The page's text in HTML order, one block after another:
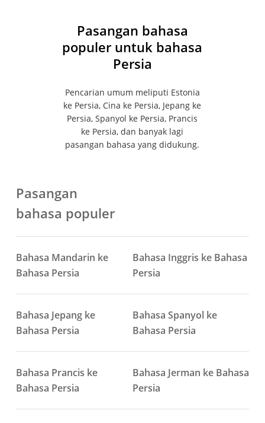
Pasangan bahasa
populer untuk bahasa
Persia
Pencarian umum meliputi Estonia
ke Persia, Cina ke Persia, Jepang ke
Persia, Spanyol ke Persia, Prancis
ke Persia, dan banyak lagi
pasangan bahasa yang didukung.
Pasangan
bahasa populer
Bahasa Mandarin ke
Bahasa Persia
Bahasa Inggris ke Bahasa
Persia
Bahasa Jepang ke
Bahasa Persia
Bahasa Spanyol ke
Bahasa Persia
Bahasa Prancis ke
Bahasa Persia
Bahasa Jerman ke Bahasa
Persia